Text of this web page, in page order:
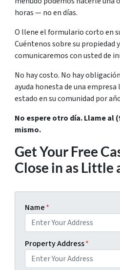
horas — no en días.
O llene el formulario corto en
Cuéntenos sobre su propiedad
comunicaremos con usted de
No hay costo. No hay
ayuda honesta de una empresa
estado en su comunidad por
No espere otro día. Llame al
mismo.
Get Your Free
Close in as Little
Name*
Property Address*